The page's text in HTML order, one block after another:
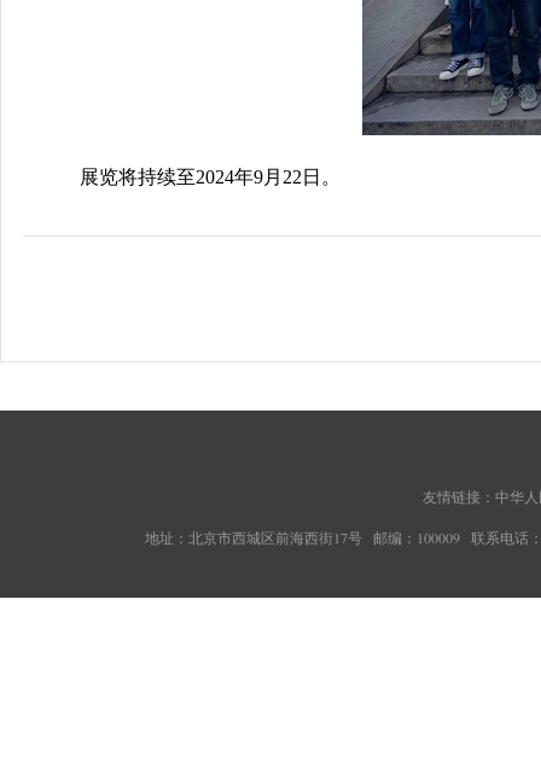
展览将持续至2024年9月 22 日。
友情链接： 中华
地址：北京市西城区前海西街17号 邮编：100009 联系电话